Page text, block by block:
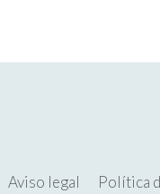
Aviso legal Política